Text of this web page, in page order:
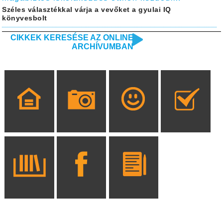
Széles választékkal várja a vevőket a gyulai IQ
könyvesbolt
CIKKEK KERESÉSE AZ ONLINE
ARCHÍVUMBAN